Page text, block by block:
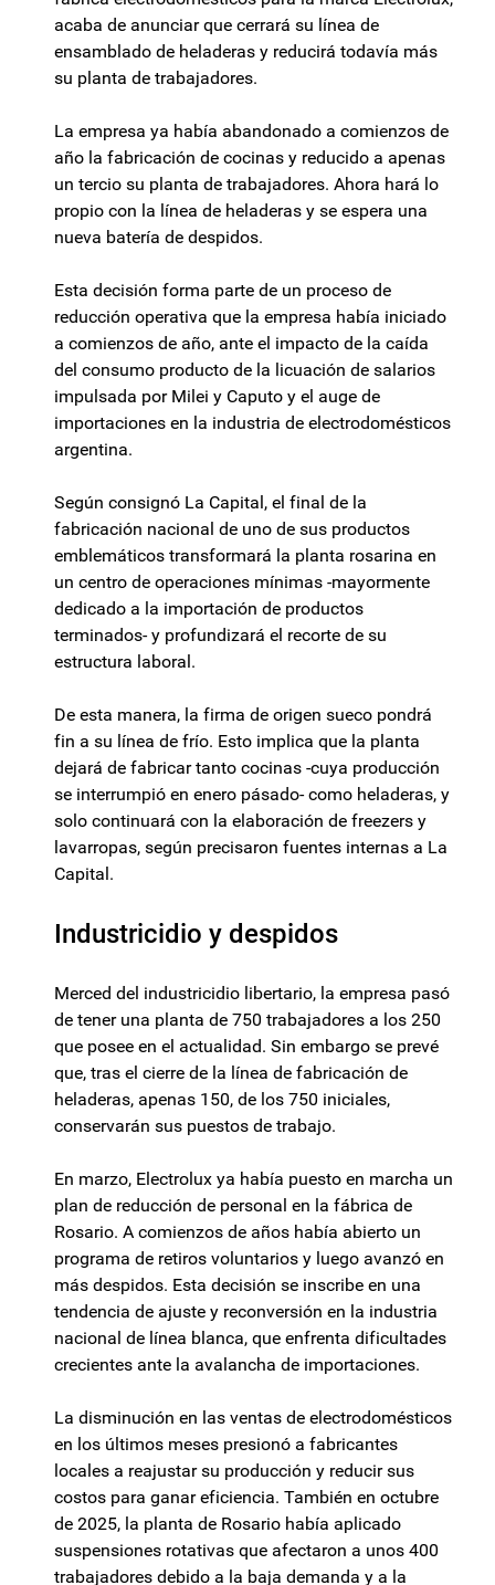
acaba de anunciar que cerrará su línea de
ensamblado de heladeras y reducirá todavía más
su planta de trabajadores.
La empresa ya había abandonado a comienzos de
año la fabricación de cocinas y reducido a apenas
un tercio su planta de trabajadores. Ahora hará lo
propio con la línea de heladeras y se espera una
nueva batería de despidos.
Esta decisión forma parte de un proceso de
reducción operativa que la empresa había iniciado
a comienzos de año, ante el impacto de la caída
del consumo producto de la licuación de salarios
impulsada por Milei y Caputo y el auge de
importaciones en la industria de electrodomésticos
argentina.
Según consignó La Capital, el final de la
fabricación nacional de uno de sus productos
emblemáticos transformará la planta rosarina en
un centro de operaciones mínimas -mayormente
dedicado a la importación de productos
terminados- y profundizará el recorte de su
estructura laboral.
De esta manera, la firma de origen sueco pondrá
fin a su línea de frío. Esto implica que la planta
dejará de fabricar tanto cocinas -cuya producción
se interrumpió en enero pásado- como heladeras, y
solo continuará con la elaboración de freezers y
lavarropas, según precisaron fuentes internas a La
Capital.
Industricidio y despidos
Merced del industricidio libertario, la empresa pasó
de tener una planta de 750 trabajadores a los 250
que posee en el actualidad. Sin embargo se prevé
que, tras el cierre de la línea de fabricación de
heladeras, apenas 150, de los 750 iniciales,
conservarán sus puestos de trabajo.
En marzo, Electrolux ya había puesto en marcha un
plan de reducción de personal en la fábrica de
Rosario. A comienzos de años había abierto un
programa de retiros voluntarios y luego avanzó en
más despidos. Esta decisión se inscribe en una
tendencia de ajuste y reconversión en la industria
nacional de línea blanca, que enfrenta dificultades
crecientes ante la avalancha de importaciones.
La disminución en las ventas de electrodomésticos
en los últimos meses presionó a fabricantes
locales a reajustar su producción y reducir sus
costos para ganar eficiencia. También en octubre
de 2025, la planta de Rosario había aplicado
suspensiones rotativas que afectaron a unos 400
trabajadores debido a la baja demanda y a la